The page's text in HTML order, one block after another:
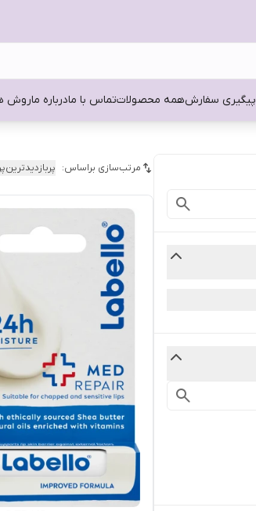
پیگیری سفارشهمه محصولاتتماس با مادرباره ماروش
مرتب‌سازی براساس: پربازدیدترین